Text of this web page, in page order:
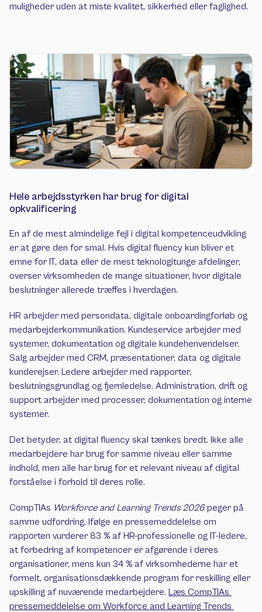
muligheder uden at miste kvalitet, sikkerhed eller faglighed.
Hele arbejdsstyrken har brug for digital
opkvalificering
En af de mest almindelige fejl i digital kompetenceudvikling
er at gøre den for smal. Hvis digital fluency kun bliver et
emne for IT, data eller de mest teknologitunge afdelinger,
overser virksomheden de mange situationer, hvor digitale
beslutninger allerede træffes i hverdagen.
HR arbejder med persondata, digitale onboardingforløb og
medarbejderkommunikation. Kundeservice arbejder med
systemer, dokumentation og digitale kundehenvendelser.
Salg arbejder med CRM, præsentationer, data og digitale
kunderejser. Ledere arbejder med rapporter,
beslutningsgrundlag og fjernledelse. Administration, drift og
support arbejder med processer, dokumentation og interne
systemer.
Det betyder, at digital fluency skal tænkes bredt. Ikke alle
medarbejdere har brug for samme niveau eller samme
indhold, men alle har brug for et relevant niveau af digital
forståelse i forhold til deres rolle.
CompTIAs Workforce and Learning Trends 2026 peger på
samme udfordring. Ifølge en pressemeddelelse om
rapporten vurderer 83 % af HR-professionelle og IT-ledere,
at forbedring af kompetencer er afgørende i deres
organisationer, mens kun 34 % af virksomhederne har et
formelt, organisationsdækkende program for reskilling eller
upskilling af nuværende medarbejdere. Læs CompTIAs
pressemeddelelse om Workforce and Learning Trends